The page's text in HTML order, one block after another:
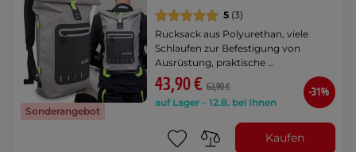
Sonderangebot
5 (3)
Rucksack aus Polyurethan, viele
Schlaufen zur Befestigung von
Ausrüstung, praktische …
43,90 € 63,90 €
auf Lager – 12.8. bei Ihnen
-31%
Kaufen